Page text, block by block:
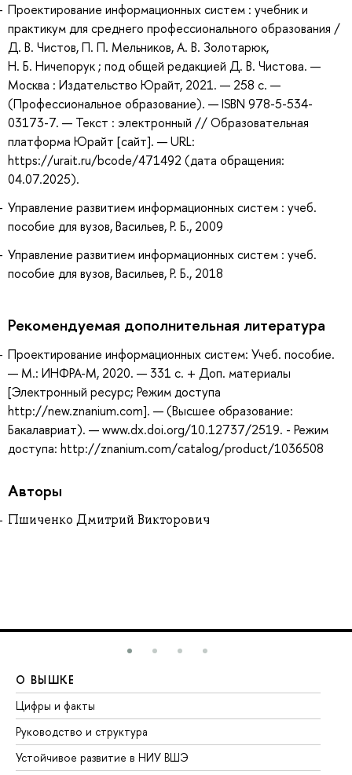
Проектирование информационных систем : учебник и
практикум для среднего профессионального образования /
Д. В. Чистов, П. П. Мельников, А. В. Золотарюк,
Н. Б. Ничепорук ; под общей редакцией Д. В. Чистова. —
Москва : Издательство Юрайт, 2021. — 258 с. —
(Профессиональное образование). — ISBN 978-5-534-
03173-7. — Текст : электронный // Образовательная
платформа Юрайт [сайт]. — URL:
https://urait.ru/bcode/471492 (дата обращения:
04.07.2025).
Управление развитием информационных систем : учеб.
пособие для вузов, Васильев, Р. Б., 2009
Управление развитием информационных систем : учеб.
пособие для вузов, Васильев, Р. Б., 2018
Рекомендуемая дополнительная литература
Проектирование информационных систем: Учеб. пособие.
— М.: ИНФРА-М, 2020. — 331 с. + Доп. материалы
[Электронный ресурс; Режим доступа
http://new.znanium.com]. — (Высшее образование:
Бакалавриат). — www.dx.doi.org/10.12737/2519. - Режим
доступа: http://znanium.com/catalog/product/1036508
Авторы
Пшиченко Дмитрий Викторович
О ВЫШКЕ
Цифры и факты
Руководство и структура
Устойчивое развитие в НИУ ВШЭ